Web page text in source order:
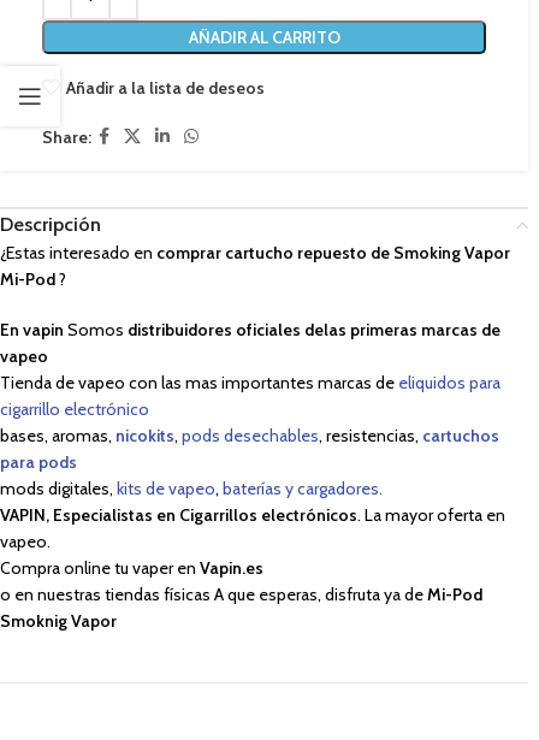
AÑADIR AL CARRITO
Añadir a la lista de deseos
Share:
Descripción
¿Estas interesado en comprar cartucho repuesto de Smoking Vapor
Mi-Pod?
En vapin Somos distribuidores oficiales delas primeras marcas de
vapeo
Tienda de vapeo con las mas importantes marcas de eliquidos para
cigarrillo electrónico
bases, aromas, nicokits, pods desechables, resistencias, cartuchos
para pods
mods digitales, kits de vapeo, baterías y cargadores.
VAPIN, Especialistas en Cigarrillos electrónicos. La mayor oferta en
vapeo.
Compra online tu vaper en Vapin.es
o en nuestras tiendas físicas A que esperas, disfruta ya deMi-Pod
Smoknig Vapor